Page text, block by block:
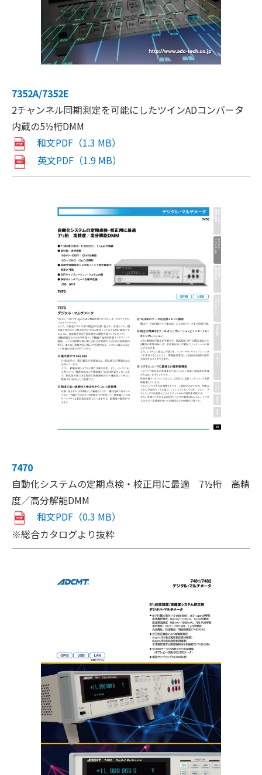
7352A/7352E
2チャンネル同期測定を可能にしたツインADコンバータ
内蔵の5½桁DMM
和文PDF（1.3 MB）
英文PDF（1.9 MB）
7470
自動化システムの定期点検・校正用に最適 7½桁 高精
度／高分解能DMM
和文PDF（0.3 MB）
※総合カタログより抜粋